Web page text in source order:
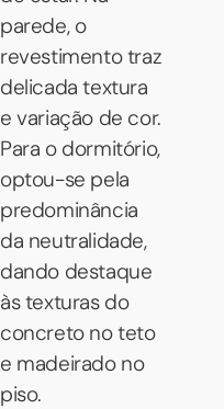
parede, o
revestimento traz
delicada textura
e variação de cor.
Para o dormitório,
optou-se pela
predominância
da neutralidade,
dando destaque
às texturas do
concreto no teto
e madeirado no
piso.